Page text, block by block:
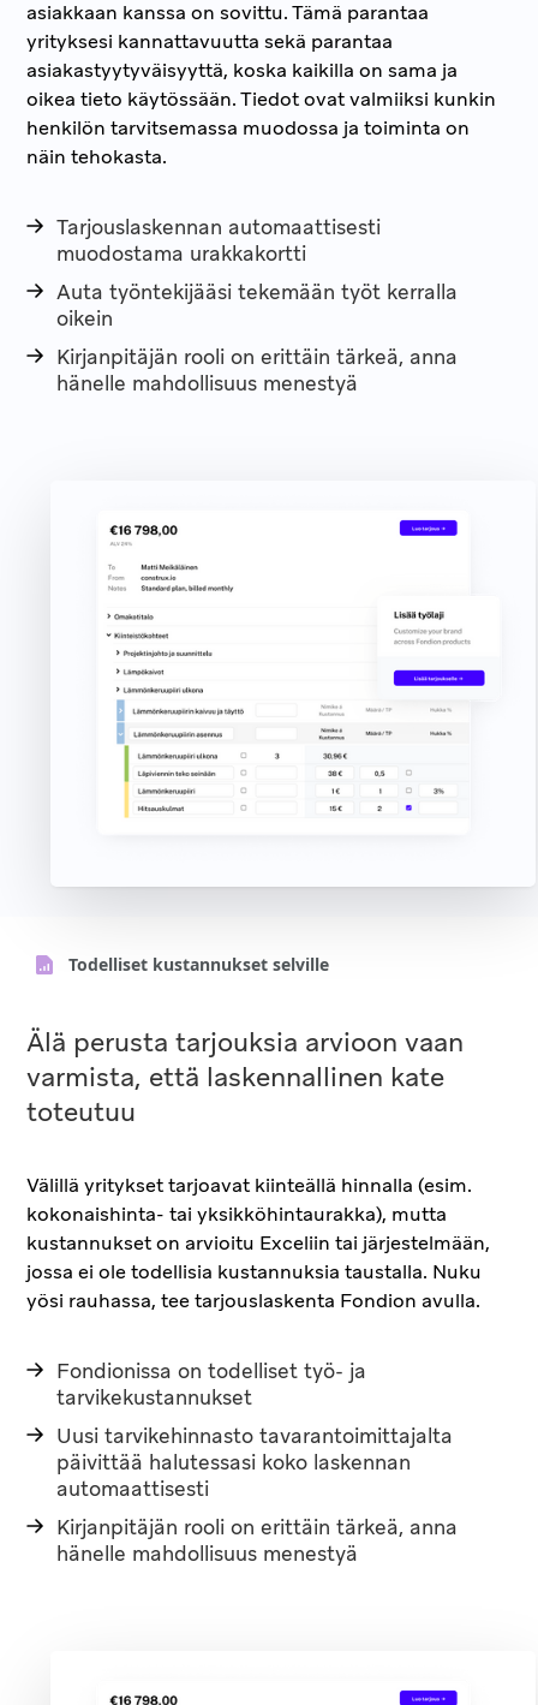
asiakkaan kanssa on sovittu. Tämä parantaa
yrityksesi kannattavuutta sekä parantaa
asiakastyytyväisyyttä, koska kaikilla on sama ja
oikea tieto käytössään. Tiedot ovat valmiiksi kunkin
henkilön tarvitsemassa muodossa ja toiminta on
näin tehokasta.
Tarjouslaskennan automaattisesti
muodostama urakkakortti
Auta työntekijääsi tekemään työt kerralla
oikein
Kirjanpitäjän rooli on erittäin tärkeä, anna
hänelle mahdollisuus menestyä
Todelliset kustannukset selville
Älä perusta tarjouksia arvioon vaan
varmista, että laskennallinen kate
toteutuu
Välillä yritykset tarjoavat kiinteällä hinnalla (esim.
kokonaishinta- tai yksikköhintaurakka), mutta
kustannukset on arvioitu Exceliin tai järjestelmään,
jossa ei ole todellisia kustannuksia taustalla. Nuku
yösi rauhassa, tee tarjouslaskenta Fondion avulla.
Fondionissa on todelliset työ- ja
tarvikekustannukset
Uusi tarvikehinnasto tavarantoimittajalta
päivittää halutessasi koko laskennan
automaattisesti
Kirjanpitäjän rooli on erittäin tärkeä, anna
hänelle mahdollisuus menestyä